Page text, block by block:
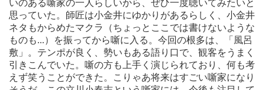
いのある噺家の一人らしいから、ぜひ一度聴いてみたいと
思っていた。師匠は小金井にゆかりがあるらしく、小金井
ネタもからめたマクラ（ちょっとここでは書けないような
ものも...）を振ってから噺に入る。今回の根多は、「風呂
敷」。テンポが良く、勢いもある語り口で、観客をうまく
引きこんでいた。噺の方も上手く演じられており、何も考
えず笑うことができた。こりゃあ将来はすごい噺家になり